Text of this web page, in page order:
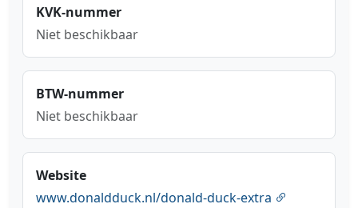
KVK-nummer
Niet beschikbaar
BTW-nummer
Niet beschikbaar
Website
www.donaldduck.nl/donald-duck-extra